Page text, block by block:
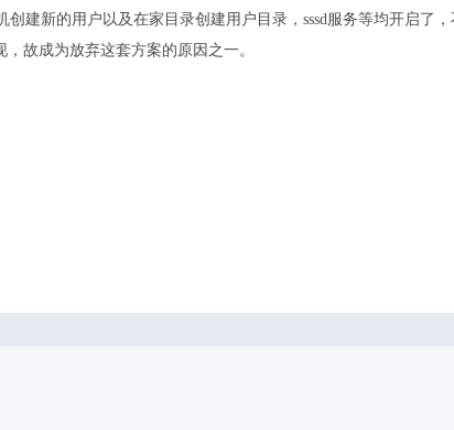
建新的用户以及在家目录创建用户目录，sssd服务等均开启了，
故成为放弃这套方案的原因之一。